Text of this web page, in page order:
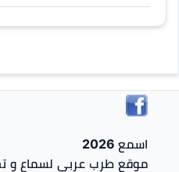
اسمع 2026
موقع طرب عربي لسماع و